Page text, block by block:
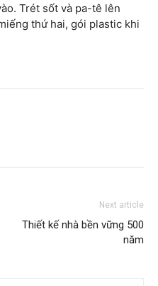
Trét sốt và pa-tê lên
thứ hai, gói plastic khi
Next article
Thiết kế nhà bền vững 500
năm